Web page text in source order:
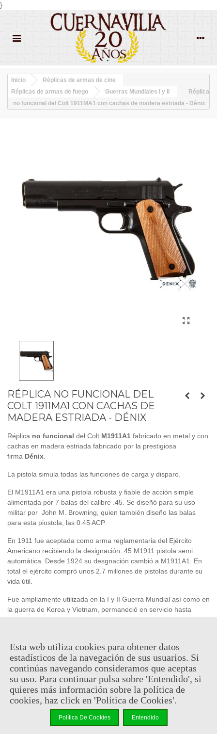
}
Inicio
Réplicas de armas de cine
Réplicas de armas de fuego
Guerras Mundiales I y II
Réplica
no funcional del Colt 1911MA1 con cachas de madera estriada - Dénix
RÉPLICA NO FUNCIONAL DEL
COLT 1911MA1 CON CACHAS DE
MADERA ESTRIADA - DÉNIX
Réplica no funcional del Colt M1911A1 fabricado en metal y con
cachas en madera estriada fabricado por la prestigiosa
firma Dénix
La pistola simula todas las funciones de carga y disparo.
El M1911A1 era una pistola robusta y fiable de acción simple
alimentada por 7 balas del calibre .45. Se diseñó para su uso
militar por John M. Browning, quien también diseño las balas
para esta piostola, las 0.45 ACP.
En 1911 fue aceptada como arma reglamentaria del Ejército
Americano recibiendo la designación .45 M1911 pistola semi
automática. Desde 1924 su desgnación cambió a M1911A1. En
total el ejército compró unos 2.7 millones de pistolas durante su
vida útil.
Fue ampliamente utilizada en la I y II Guerra Mundial así como en
la guerra de Korea y Vietnam, permaneció en servicio hasta
Ahora puedes revivir las batallas más grandes de la historia con
esta réplica no funcional, una de las pistolas más famosas que se
han creado jamás
(impuestos inc.)
Esta web utiliza cookies para obtener datos
estadísticos de la navegación de sus usuarios. Si
continúas navegando consideramos que aceptas
su uso. Para continuar pulsa sobre 'Entendido', si
quieres más información sobre la política de
cookies, haz click en 'Política de Cookies'.
Política De Cookies Entendido